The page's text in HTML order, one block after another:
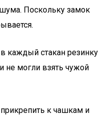
Поскольку замок
в каждый стакан резинку
не могли взять чужой
к чашкам и